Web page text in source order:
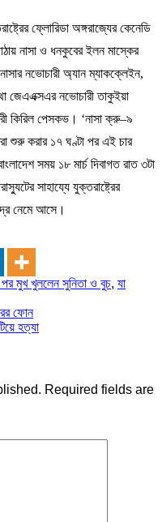
ফ্লোরিডা অঙ্গরাজ্যের কেনেডি
নাসা ও ধনকুবের ইলন মাস্কের
নভোচারী অ্যান ম্যাকক্লেইন,
জেএএক্সএর নভোচারী তাকুইয়া
কিরিল পেসকভ। ‘নাসা ক্রু–৯
শুরু করার ১৭ ঘণ্টা পর এই চার
সময় ১৮ মার্চ দিবাগত রাত ৩টা
সাহায্যে যুক্তরাষ্ট্রের
নেমে আসে।
পর মুখ খুললেন সুনিতা ও বুচ, যা
ফোন
হত্যা
Required fields are